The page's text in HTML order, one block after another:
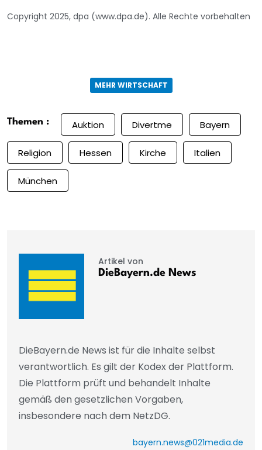
Copyright 2025, dpa (www.dpa.de). Alle Rechte vorbehalten
MEHR WIRTSCHAFT
Themen : Auktion Divertme Bayern
Religion Hessen Kirche Italien
München
Artikel von
DieBayern.de News
DieBayern.de News ist für die Inhalte selbst
verantwortlich. Es gilt der Kodex der Plattform.
Die Plattform prüft und behandelt Inhalte
gemäß den gesetzlichen Vorgaben,
insbesondere nach dem NetzDG.
bayern.news@021media.de